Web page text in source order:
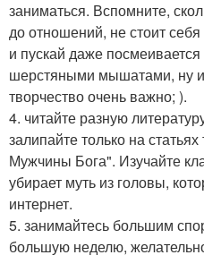
заниматься. Вспомните,
до отношений, не стоит
и пускай даже
шерстяными мышатами, ну
творчество очень важно; ).
4. читайте разную
залипайте только на
Мужчины Бога". Изучайте
убирает муть из головы,
интернет.
5. занимайтесь большим
большую неделю,